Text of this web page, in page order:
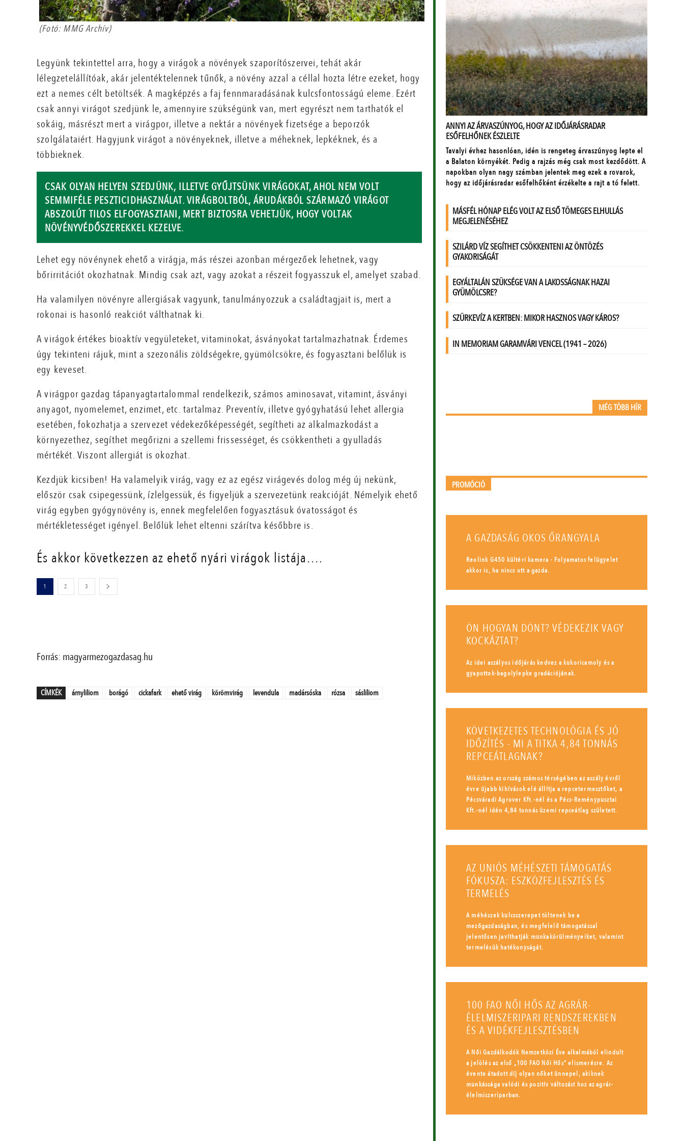
(Fotó: MMG Archív)
Legyünk tekintettel arra, hogy a virágok a növények szaporítószervei, tehát akár
lélegzetelállítóak, akár jelentéktelennek tűnők, a növény azzal a céllal hozta létre ezeket, hogy
ezt a nemes célt betöltsék. A magképzés a faj fennmaradásának kulcsfontosságú eleme. Ezért
csak annyi virágot szedjünk le, amennyire szükségünk van, mert egyrészt nem tarthatók el
sokáig, másrészt mert a virágpor, illetve a nektár a növények fizetsége a beporzók
szolgálataiért. Hagyjunk virágot a növényeknek, illetve a méheknek, lepkéknek, és a
többieknek.
CSAK OLYAN HELYEN SZEDJÜNK, ILLETVE GYŰJTSÜNK VIRÁGOKAT, AHOL NEM VOLT
SEMMIFÉLE PESZTICIDHASZNÁLAT. VIRÁGBOLTBÓL, ÁRUDÁKBÓL SZÁRMAZÓ VIRÁGOT
ABSZOLÚT TILOS ELFOGYASZTANI, MERT BIZTOSRA VEHETJÜK, HOGY VOLTAK
NÖVÉNYVÉDŐSZEREKKEL KEZELVE.
Lehet egy növénynek ehető a virágja, más részei azonban mérgezőek lehetnek, vagy
bőrirritációt okozhatnak. Mindig csak azt, vagy azokat a részeit fogyasszuk el, amelyet szabad.
Ha valamilyen növényre allergiásak vagyunk, tanulmányozzuk a családtagjait is, mert a
rokonai is hasonló reakciót válthatnak ki.
A virágok értékes bioaktív vegyületeket, vitaminokat, ásványokat tartalmazhatnak. Érdemes
úgy tekinteni rájuk, mint a szezonális zöldségekre, gyümölcsökre, és fogyasztani belőlük is
egy keveset.
A virágpor gazdag tápanyagtartalommal rendelkezik, számos aminosavat, vitamint, ásványi
anyagot, nyomelemet, enzimet, etc. tartalmaz. Preventív, illetve gyógyhatású lehet allergia
esetében, fokozhatja a szervezet védekezőképességét, segítheti az alkalmazkodást a
környezethez, segíthet megőrizni a szellemi frissességet, és csökkentheti a gyulladás
mértékét. Viszont allergiát is okozhat.
Kezdjük kicsiben! Ha valamelyik virág, vagy ez az egész virágevés dolog még új nekünk,
először csak csipegessünk, ízlelgessük, és figyeljük a szervezetünk reakcióját. Némelyik ehető
virág egyben gyógynövény is, ennek megfelelően fogyasztásuk óvatosságot és
mértékletességet igényel. Belőlük lehet eltenni szárítva későbbre is.
És akkor következzen az ehető nyári virágok listája….
1 2 3
Forrás: magyarmezogazdasag.hu
CÍMKÉK árnyliliom borágó cickafark ehető virág körömvirág levendula madársóska rózsa sásliliom
MÉG TÖBB HÍR
PROMÓCIÓ
A GAZDASÁG OKOS ŐRANGYALA
Reolink G450 kültéri kamera - Folyamatos felügyelet
akkor is, ha nincs ott a gazda.
ÖN HOGYAN DÖNT? VÉDEKEZIK VAGY
KOCKÁZTAT?
Az idei aszályos időjárás kedvez a kukoricamoly és a
gyapottok-bagolylepke gradációjának.
KÖVETKEZETES TECHNOLÓGIA ÉS JÓ
IDŐZÍTÉS - MI A TITKA 4,84 TONNÁS
REPCEÁTLAGNAK?
Miközben az ország számos térségében az aszály évről
évre újabb kihívások elé állítja a repcetermesztőket, a
Pécsváradi Agrover Kft.-nél és a Pécs-Reménypusztai
Kft.-nél idén 4,84 tonnás üzemi repceátlag született.
AZ UNIÓS MÉHÉSZETI TÁMOGATÁS
FÓKUSZA: ESZKÖZFEJLESZTÉS ÉS
TERMELÉS
A méhészek kulcsszerepet töltenek be a
mezőgazdaságban, és megfelelő támogatással
jelentősen javíthatják munkakörülményeiket, valamint
termelésük hatékonyságát.
100 FAO NŐI HŐS AZ AGRÁR-
ÉLELMISZERIPARI RENDSZEREKBEN
ÉS A VIDÉKFEJLESZTÉSBEN
A Női Gazdálkodók Nemzetközi Éve alkalmából elindult
a jelölés az első „100 FAO Női Hős” elismerésre. Az
évente átadott díj olyan nőket ünnepel, akiknek
munkássága valódi és pozitív változást hoz az agrár-
élelmiszeriparban.